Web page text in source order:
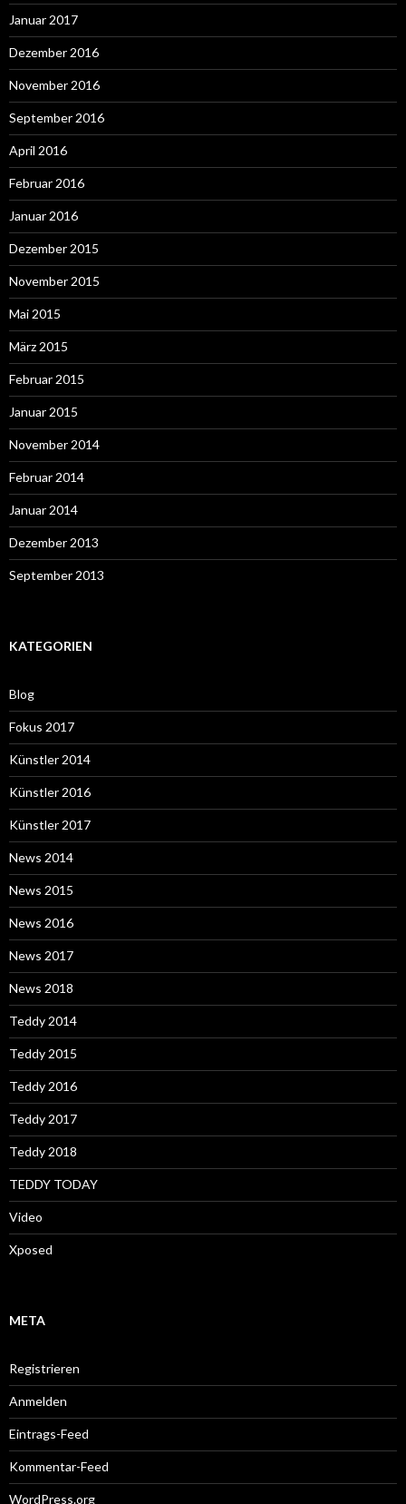
Januar 2017
Dezember 2016
November 2016
September 2016
April 2016
Februar 2016
Januar 2016
Dezember 2015
November 2015
Mai 2015
März 2015
Februar 2015
Januar 2015
November 2014
Februar 2014
Januar 2014
Dezember 2013
September 2013
KATEGORIEN
Blog
Fokus 2017
Künstler 2014
Künstler 2016
Künstler 2017
News 2014
News 2015
News 2016
News 2017
News 2018
Teddy 2014
Teddy 2015
Teddy 2016
Teddy 2017
Teddy 2018
TEDDY TODAY
Video
Xposed
META
Registrieren
Anmelden
Eintrags-Feed
Kommentar-Feed
WordPress.org